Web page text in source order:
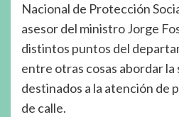
Nacional de Protección
asesor del ministro Jorge
distintos puntos del
entre otras cosas abordar
destinados a la atención de
de calle.